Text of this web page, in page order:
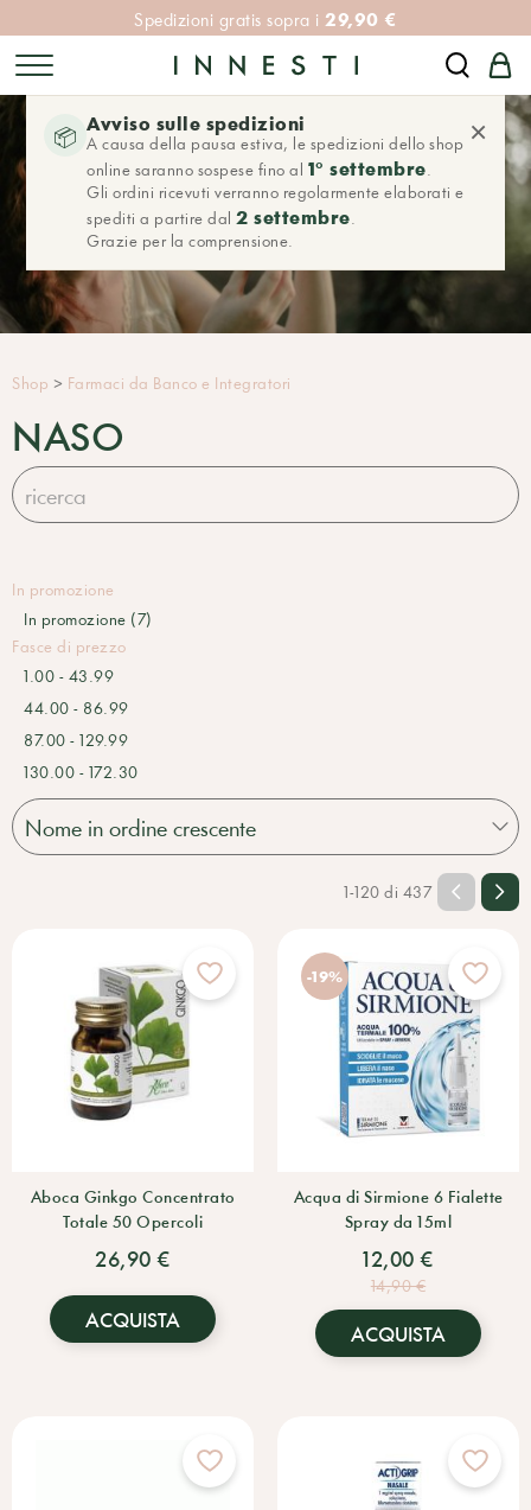
Spedizioni gratis sopra i29,90 €
📦 Avviso sulle spedizioni
A causa della pausa estiva, le spedizioni dello shop
online saranno sospese fino al 1° settembre.
Gli ordini ricevuti verranno regolarmente elaborati e
spediti a partire dal2 settembre.
Grazie per la comprensione.
×
Shop > Farmaci da Banco e Integratori
NASO
In promozione
In promozione (7)
Fasce di prezzo
1.00 - 43.99
44.00 - 86.99
87.00 - 129.99
130.00 - 172.30
1-120 di 437
Aboca Ginkgo Concentrato
Totale 50 Opercoli
26,90 €
ACQUISTA
-19%
Acqua di Sirmione 6 Fialette
Spray da 15ml
12,00 €
14,90 €
ACQUISTA